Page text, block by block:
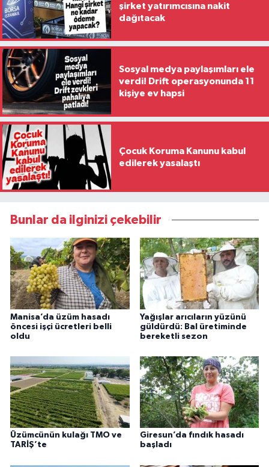
şirket yatırımcısına nakit
dağıtacak
Sosyal medya paylaşımları ele
verdi! Drift operasyonunda 11
kişiye ev hapsi
Çocuk Koruma Kanunu kabul
edilerek yasalaştı
Bunlar da ilginizi çekebilir
Manisa’da üzüm hasadı
öncesi işçi ücretleri belli
oldu
Yağışlar arıcıların yüzünü
güldürdü: Bal üretiminde
bereketli sezon
Üzümcünün kulağı TMO ve
TARİŞ’te
Giresun’da fındık hasadı
başladı